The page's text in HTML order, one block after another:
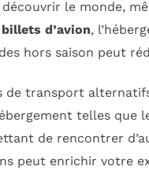
le monde,
billets d’avion,
hors saison peut
transport
telles
de rencontrer
peut enrichir votre